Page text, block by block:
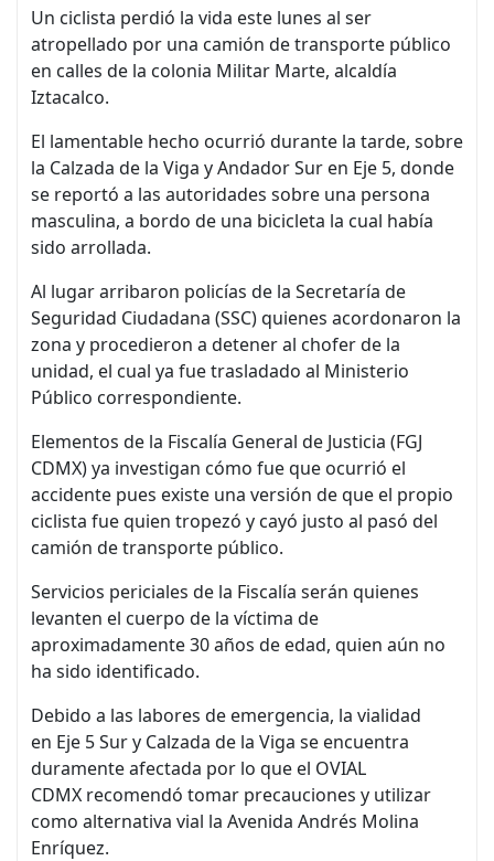
Un ciclista perdió la vida este lunes al ser
atropellado por una camión de transporte público
en calles de la colonia Militar Marte, alcaldía
Iztacalco.
El lamentable hecho ocurrió durante la tarde, sobre
la Calzada de la Viga y Andador Sur en Eje 5, donde
se reportó a las autoridades sobre una persona
masculina, a bordo de una bicicleta la cual había
sido arrollada.
Al lugar arribaron policías de la Secretaría de
Seguridad Ciudadana (SSC) quienes acordonaron la
zona y procedieron a detener al chofer de la
unidad, el cual ya fue trasladado al Ministerio
Público correspondiente.
Elementos de la Fiscalía General de Justicia (FGJ
CDMX) ya investigan cómo fue que ocurrió el
accidente pues existe una versión de que el propio
ciclista fue quien tropezó y cayó justo al pasó del
camión de transporte público.
Servicios periciales de la Fiscalía serán quienes
levanten el cuerpo de la víctima de
aproximadamente 30 años de edad, quien aún no
ha sido identificado.
Debido a las labores de emergencia, la vialidad
en Eje 5 Sur y Calzada de la Viga se encuentra
duramente afectada por lo que el OVIAL
CDMX recomendó tomar precauciones y utilizar
como alternativa vial la Avenida Andrés Molina
Enríquez.